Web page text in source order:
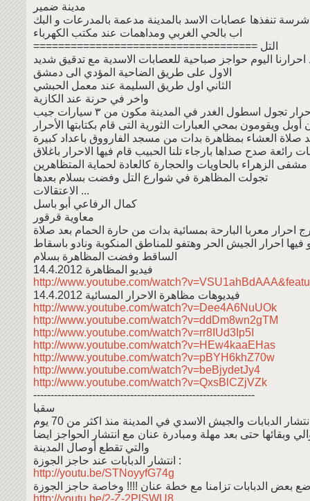
مدينة ضمير
تنفذها عصابات الاسد بالمدينة مدعمة بالمدرعات و البك
اب بالحي الغربي ومداهمات عند مكتب الكهرباء
==================================== التل
اليوم حواجز صباحية للعصابات الاسدية مع تدقيق شديد
الاول على طريق الضاحية المؤدي الى دمشق
الثاني اول طريق السليمة عند معمل الحبشي
واخر في حرنة عند الكازية
تجول اسطول الغدر في المدينة مكون من ٣ سيارات جيب
أوبل ويقومون بمحي العبارات الثورية التى قام بكتابتها الأحرار
صلاة العشاء بمظاهرة بدات من مسجد الفارووق باعداد كبيرة
رائعة صدح صداها بارجاء تلنا الحبيب قام فيها الاحرار باغلاق
الزهراء بالحاويات والحجارة كالعادة لحماية المتظاهرين
تجولت المظاهرة في شوارع التل وفضت بسلام بعدها
الاعتقالات ...
كمال الرفاعي أبو باسل
معاوية قرقور
احرار معربا البارحة بمسائية بدات من حارة الحمام بعد صلاة
فيها احرار الجيش الحر وهتفو للمناطق المنكوبة ونادو باسقاط
الساقط وفضت المظاهرة بسلام
فيديو المظاهرة 14.4.2012
http://www.youtube.com/
فيديوهات مظاهرة الاحرار المسائية 14.4.2012
http://www.youtube.com/watch?v=Dee4A6NuUOk
http://www.youtube.com/watch?v=ddDm8wn2gTM
http://www.youtube.com/watch?v=rr8IUd3Ip5I
http://www.youtube.com/watch?v=HEw4kaaEHas
http://www.youtube.com/watch?v=pBYH6khZ70w
http://www.youtube.com/watch?v=beBjydetJy4
http://www.youtube.com/watch?v=QxsBlCZjVZk
----------------------------------------------------------------
سقبا
الدبابات والجيش الاسدي في المدينة منذ اكثر من 70 يوم
وبقائها حتى بعد مهلة ومبادرة عنان مع انتشار الحواجز ايضا
والتي تقطع أوصال المدينة
انتشار الدبابات عند حاجز الجوزة :
http://youtu.be/STNoyyfG74g
http://youtu.be/2-Z-2PlSWU8